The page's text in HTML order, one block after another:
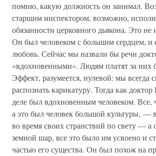
помню, какую должность он занимал.
старшим инспектором, возможно,
обязанности церковного дьякона. Это не
Он был человеком с большим сердцем, и
любовь. Сейчас мы назвали бы речи
«вдохновенными». Людям платят за них
Эффект, разумеется, нулевой: мы всегда
распознать карикатуру. Тогда как
деле был вдохновенным человеком.
а это был человек большой культуры, —
во время своих странствий по свету — а
земной шар, все это было им усвоено и
частью его существа. Он был похож на